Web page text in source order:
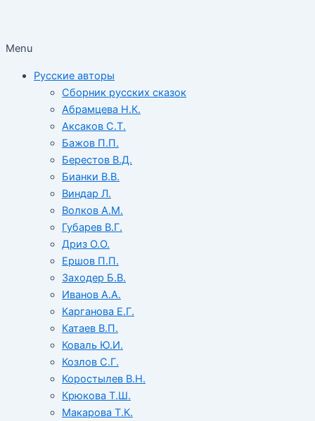
Menu
Русские авторы
Сборник русских сказок
Абрамцева Н.К.
Аксаков С.Т.
Бажов П.П.
Берестов В.Д.
Бианки В.В.
Виндар Л.
Волков А.М.
Губарев В.Г.
Дриз О.О.
Ершов П.П.
Заходер Б.В.
Иванов А.А.
Карганова Е.Г.
Катаев В.П.
Коваль Ю.И.
Козлов С.Г.
Коростылев В.Н.
Крюкова Т.Ш.
Макарова Т.К.